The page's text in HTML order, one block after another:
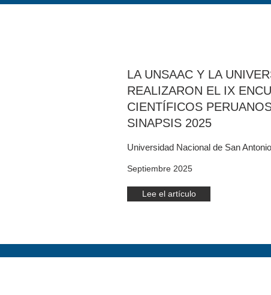
LA UNSAAC Y LA
REALIZARON EL IX
CIENTÍFICOS
SINAPSIS 2025
Universidad Nacional de San
Septiembre 2025
Lee el artículo